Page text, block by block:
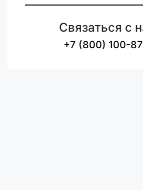
Связаться с
+7 (800) 100-